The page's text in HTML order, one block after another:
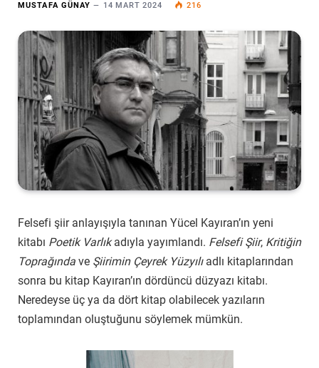
MUSTAFA GÜNAY 14 MART 2024 216
Felsefi şiir anlayışıyla tanınan Yücel Kayıran’ın yeni
kitabı Poetik Varlıkadıyla yayımlandı. Felsefi Şiir, Kritiğin
Toprağında ve Şiirimin Çeyrek Yüzyılıadlı kitaplarından
sonra bu kitap Kayıran’ın dördüncü düzyazı kitabı.
Neredeyse üç ya da dört kitap olabilecek yazıların
toplamından oluştuğunu söylemek mümkün.